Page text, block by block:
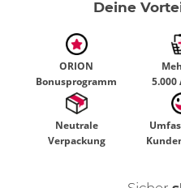
Deine
ORION
Bonusprogramm
Neutrale
Verpackung